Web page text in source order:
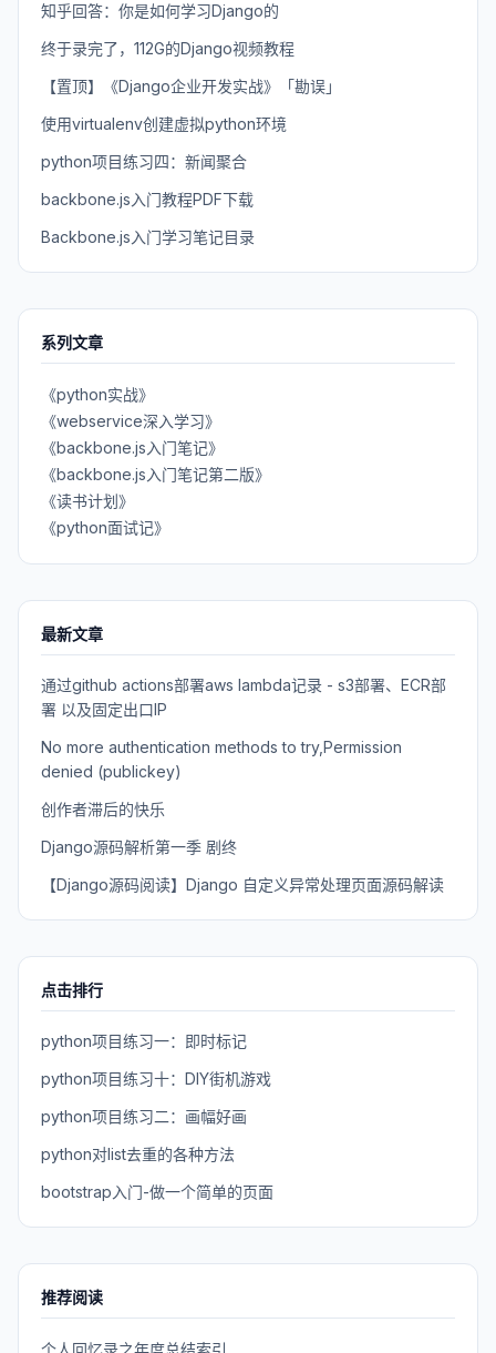
知乎回答：你是如何学习Django的
终于录完了，112G的Django视频教程
【置顶】《Django企业开发实战》「勘误」
使用virtualenv创建虚拟python环境
python项目练习四：新闻聚合
backbone.js入门教程PDF下载
Backbone.js入门学习笔记目录
系列文章
《python实战》
《webservice深入学习》
《backbone.js入门笔记》
《backbone.js入门笔记第二版》
《读书计划》
《python面试记》
最新文章
通过github actions部署aws lambda记录 - s3部署、ECR部
署 以及固定出口IP
No more authentication methods to try,Permission
denied (publickey)
创作者滞后的快乐
Django源码解析第一季 剧终
【Django源码阅读】Django 自定义异常处理页面源码解读
点击排行
python项目练习一：即时标记
python项目练习十：DIY街机游戏
python项目练习二：画幅好画
python对list去重的各种方法
bootstrap入门-做一个简单的页面
推荐阅读
个人回忆录之年度总结索引